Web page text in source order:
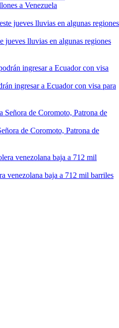
a Venezuela
jueves lluvias en algunas regiones
ingresar a Ecuador con visa para
de Coromoto, Patrona de
venezolana baja a 712 mil barriles